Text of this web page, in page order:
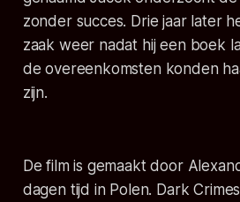
zonder succes. Drie jaar later
zaak weer nadat hij een boek
de overeenkomsten konden
zijn.
De film is gemaakt door
dagen tijd in Polen. Dark Crimes